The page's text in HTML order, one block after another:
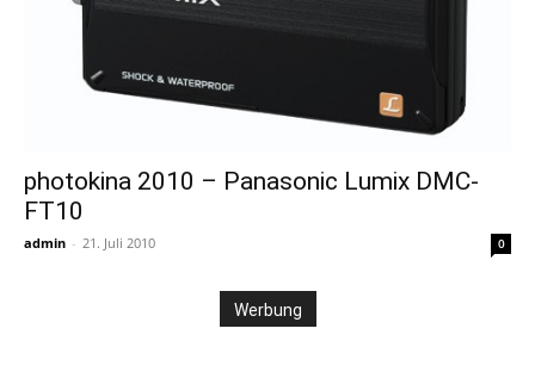
photokina 2010 – Panasonic Lumix DMC-
FT10
admin - 21. Juli 2010 0
Werbung